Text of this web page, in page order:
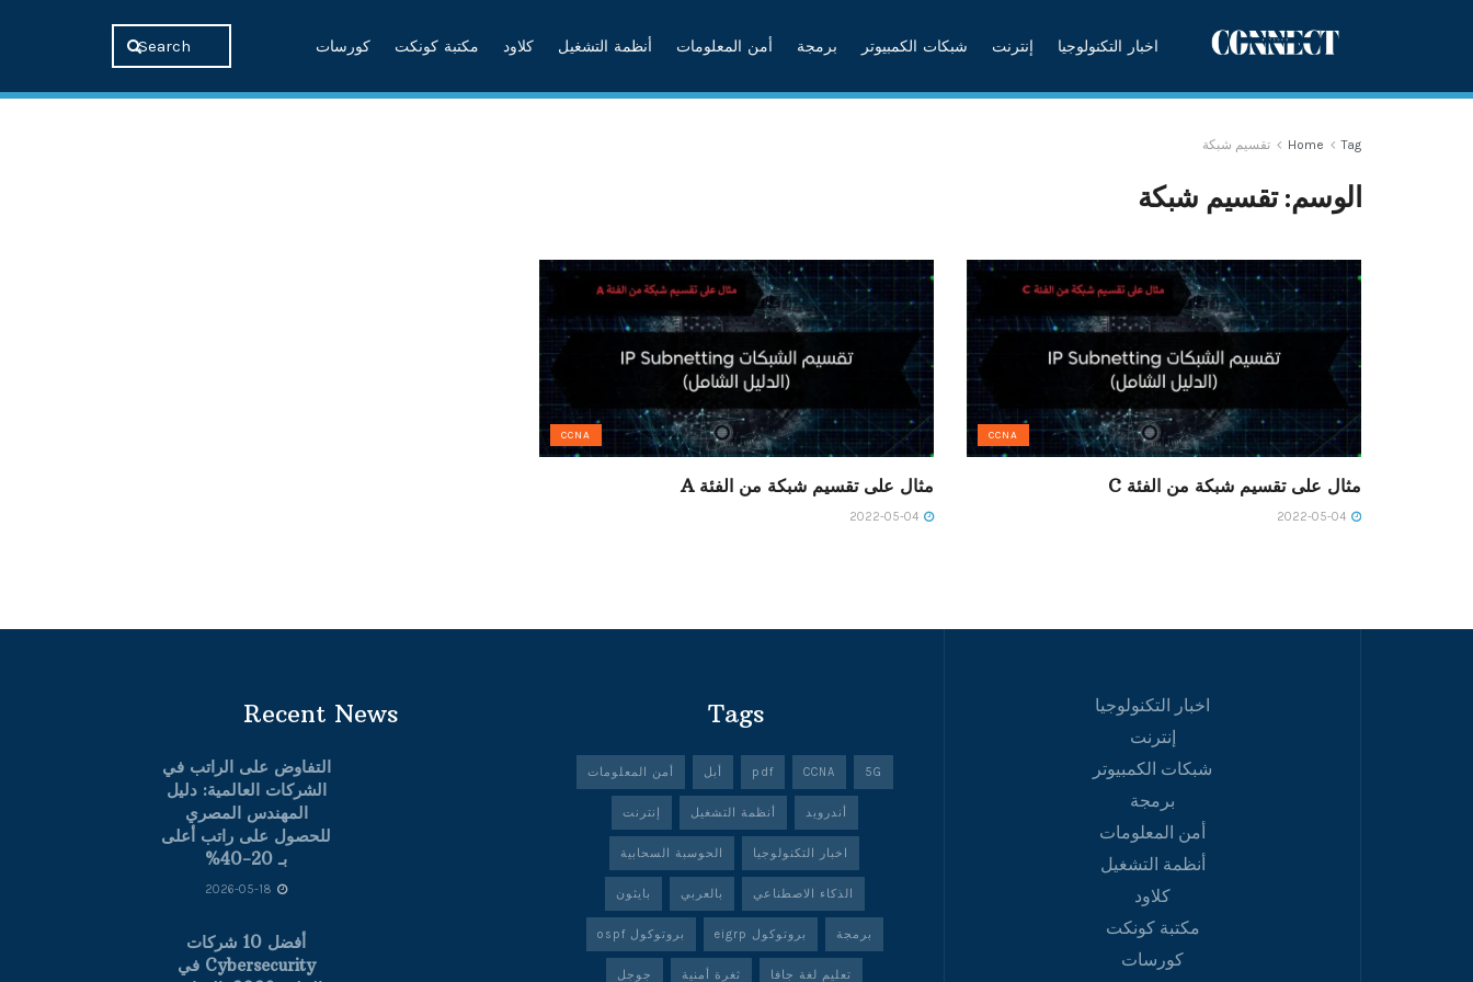
اخبار التكنولوجيا إنترنت شبكات الكمبيوتر برمجة أمن المعلومات أنظمة التشغيل كلاود مكتبة كونكت كورسات
Home Tag تقسيم شبكة
الوسم:تقسيم شبكة
CCNA
مثال على تقسيم شبكة من الفئة C
CCNA
مثال على تقسيم شبكة من الفئة A
اخبار التكنولوجيا
إنترنت
شبكات الكمبيوتر
برمجة
أمن المعلومات
أنظمة التشغيل
كلاود
مكتبة كونكت
كورسات
Tags
5G
CCNA
pdf أبل أمن المعلومات
أندرويد أنظمة التشغيل إنترنت
اخبار التكنولوجيا الحوسبة السحابية
الذكاء الاصطناعي بالعربي بايثون
برمجة بروتوكول eigrp بروتوكول ospf
تعليم لغة جافا ثغرة أمنية جوجل
Recent News
التفاوض على الراتب في
الشركات العالمية: دليل
المهندس المصري
للحصول على راتب أعلى
بـ 20-40%
أفضل 10 شركات
Cybersecurity في